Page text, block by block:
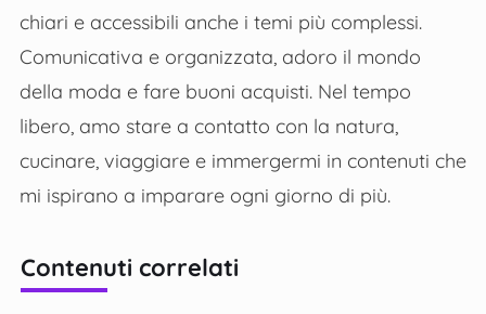
chiari e accessibili anche i temi più complessi.
Comunicativa e organizzata, adoro il mondo
della moda e fare buoni acquisti. Nel tempo
libero, amo stare a contatto con la natura,
cucinare, viaggiare e immergermi in contenuti che
mi ispirano a imparare ogni giorno di più.
Contenuti correlati